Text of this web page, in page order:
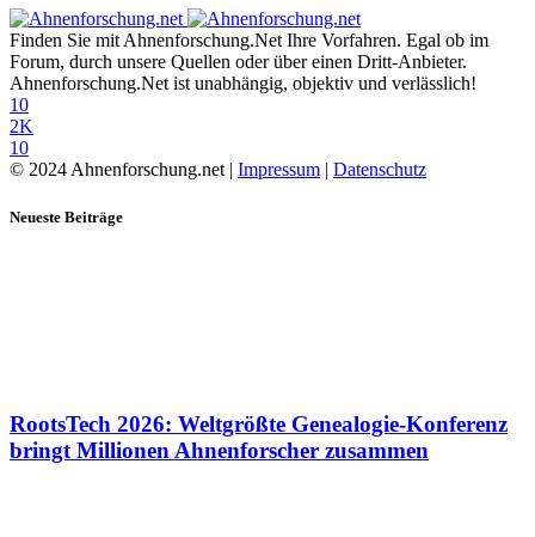
Finden Sie mit Ahnenforschung.Net Ihre Vorfahren. Egal ob im
Forum, durch unsere Quellen oder über einen Dritt-Anbieter.
Ahnenforschung.Net ist unabhängig, objektiv und verlässlich!
10
2K
10
© 2024 Ahnenforschung.net | Impressum | Datenschutz
Neueste Beiträge
RootsTech 2026: Weltgrößte Genealogie-Konferenz
bringt Millionen Ahnenforscher zusammen